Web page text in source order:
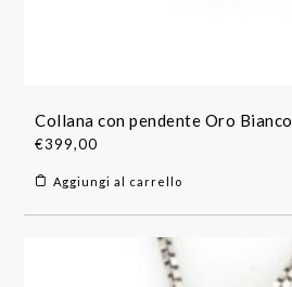
Collana con pendente Oro Bianco
€399,00
Aggiungi al carrello